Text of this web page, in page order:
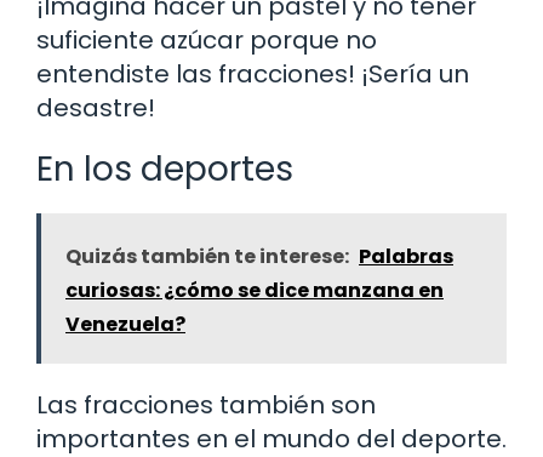
suficiente azúcar porque no
entendiste las fracciones! ¡Sería un
desastre!
En los deportes
Quizás también te interese: Palabras
curiosas: ¿cómo se dice manzana en
Venezuela?
Las fracciones también son
importantes en el mundo del deporte.